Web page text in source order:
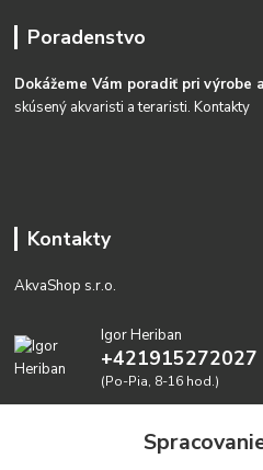
Poradenstvo
Dokážeme Vám poradiť pri
skúsený akvaristi a teraristi.Kontakty
Kontakty
AkvaShop s.r.o.
Igor Heriban
+421915272027
(Po-Pia, 8-16 hod.)